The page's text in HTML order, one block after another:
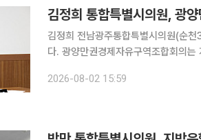
김정희 통합특별시의원, 광
김정희 전남광주통합특별시의원(순
다. 광양만권경제자유구역조합회의는 지난달 31일 제158회 임시회를 열고 신임 의장단을 선출했
은 철강·석유화학 등 주력 산업의 경
2026-08-02 15:59